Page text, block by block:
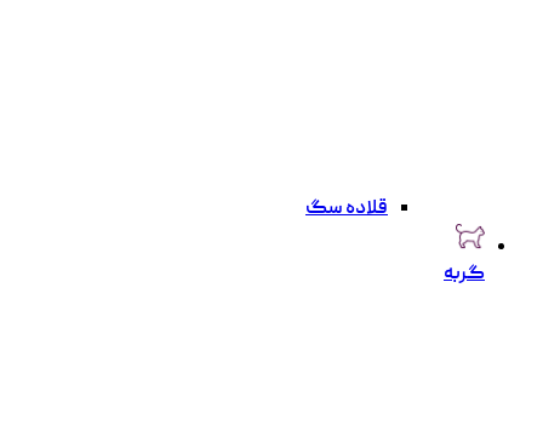
قلاده سگ
گربه